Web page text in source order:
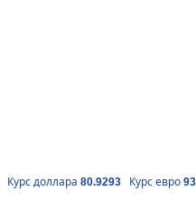
Курс доллара 80.9293 Курс евро